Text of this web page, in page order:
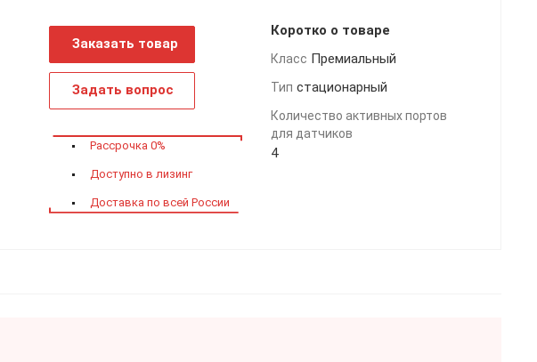
Заказать товар
Задать вопрос
Рассрочка 0%
Доступно в лизинг
Доставка по всей России
Коротко о товаре
Класс Премиальный
Тип стационарный
Количество активных портов
для датчиков
4